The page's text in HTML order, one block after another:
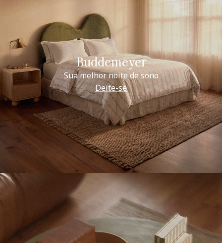
Buddemeyer
Sua melhor noite de sono
Deite-se